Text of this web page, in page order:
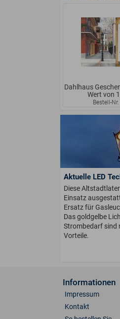
Dahlhaus
Wert von
Bestell-
Aktuelle LED
Diese
Einsatz
Ersatz für
Das goldgelbe
Strombedarf sind
Vorteile.
Informationen
Impressum
Kontakt